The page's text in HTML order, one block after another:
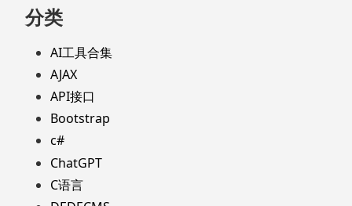
分类
AI工具合集
AJAX
API接口
Bootstrap
c#
ChatGPT
C语言